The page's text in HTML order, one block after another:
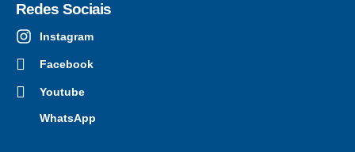
Redes Sociais
Instagram
Facebook
Youtube
WhatsApp